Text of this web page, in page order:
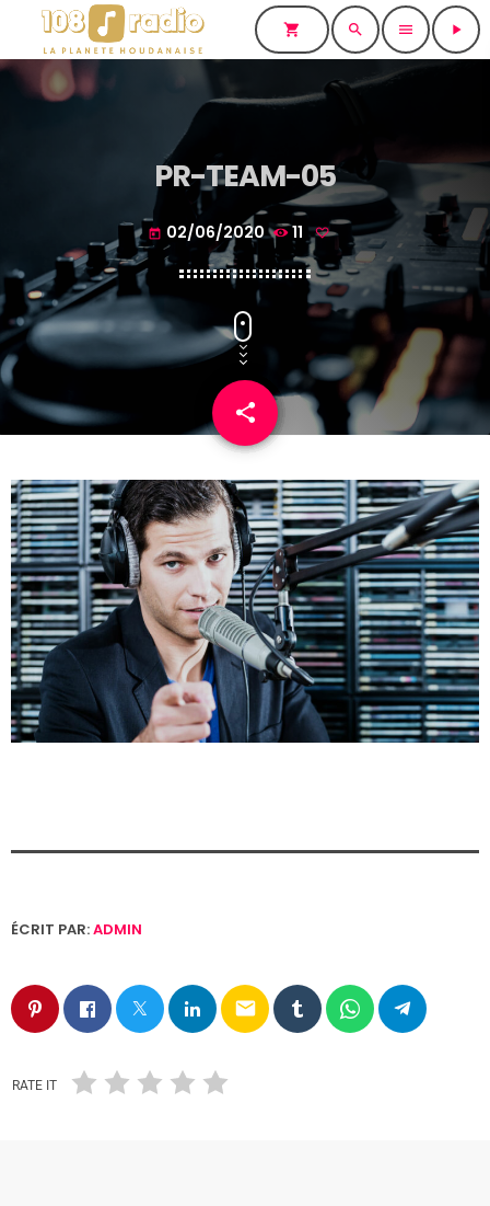
shopping_cart search menu play_arrow
PR-TEAM-05
today 02/06/2020 11
share
email
ÉCRIT PAR:ADMIN
email
RATE IT